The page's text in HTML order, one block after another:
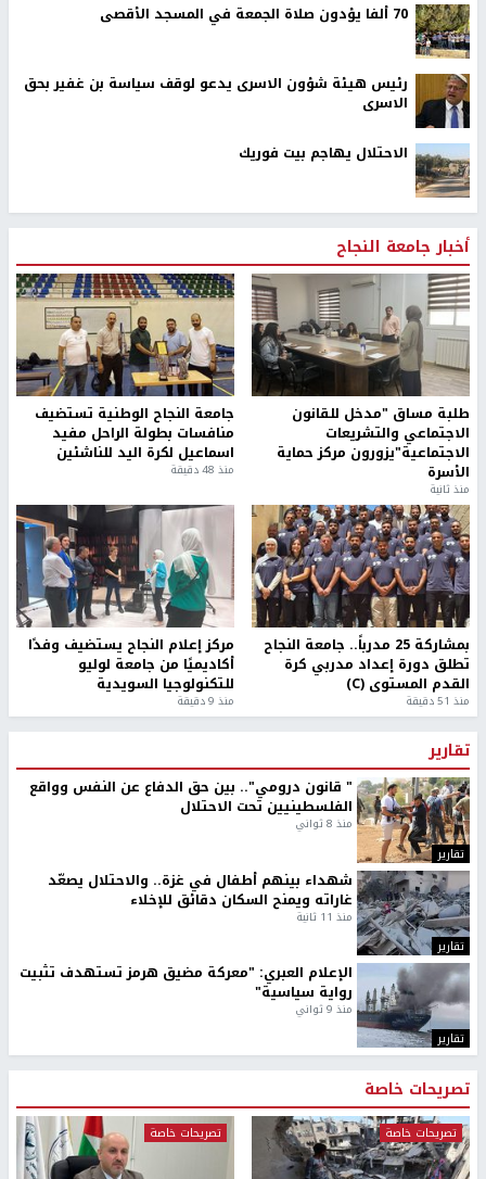
70 ألفا يؤدون صلاة الجمعة في المسجد الأقصى
رئيس هيئة شؤون الاسرى يدعو لوقف سياسة بن غفير بحق
الاسرى
الاحتلال يهاجم بيت فوريك
أخبار جامعة النجاح
طلبة مساق "مدخل للقانون
الاجتماعي والتشريعات
الاجتماعية"يزورون مركز حماية
الأسرة
منذ ثانية
جامعة النجاح الوطنية تستضيف
منافسات بطولة الراحل مفيد
اسماعيل لكرة اليد للناشئين
منذ 48 دقيقة
بمشاركة 25 مدرباً.. جامعة النجاح
تطلق دورة إعداد مدربي كرة
القدم المستوى (C)
منذ 51 دقيقة
مركز إعلام النجاح يستضيف وفدًا
أكاديميًا من جامعة لوليو
للتكنولوجيا السويدية
منذ 9 دقيقة
تقارير
تقارير
" قانون درومي".. بين حق الدفاع عن النفس وواقع
الفلسطينيين تحت الاحتلال
منذ 8 ثواني
تقارير
شهداء بينهم أطفال في غزة.. والاحتلال يصعّد
غاراته ويمنح السكان دقائق للإخلاء
منذ 11 ثانية
تقارير
الإعلام العبري: "معركة مضيق هرمز تستهدف تثبيت
رواية سياسية"
منذ 9 ثواني
تصريحات خاصة
تصريحات خاصة تصريحات خاصة